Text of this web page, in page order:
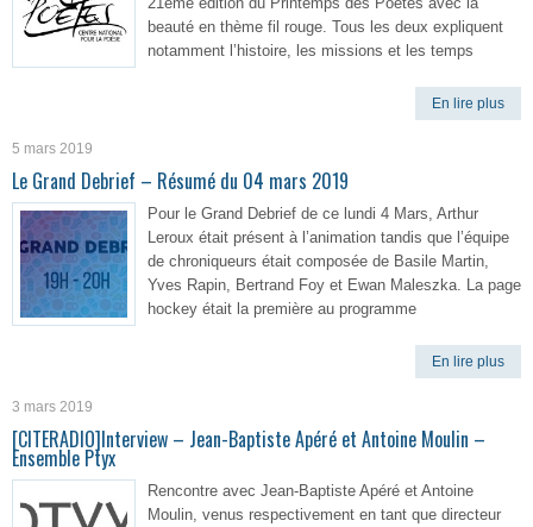
beauté en thème fil rouge. Tous les deux expliquent
notamment l’histoire, les missions et les temps
En lire plus
5 mars 2019
Le Grand Debrief – Résumé du 04 mars 2019
Pour le Grand Debrief de ce lundi 4 Mars, Arthur
Leroux était présent à l’animation tandis que l’équipe
de chroniqueurs était composée de Basile Martin,
Yves Rapin, Bertrand Foy et Ewan Maleszka. La page
hockey était la première au programme
En lire plus
3 mars 2019
[CITERADIO]Interview – Jean-Baptiste Apéré et Antoine Moulin –
Ensemble Ptyx
Rencontre avec Jean-Baptiste Apéré et Antoine
Moulin, venus respectivement en tant que directeur